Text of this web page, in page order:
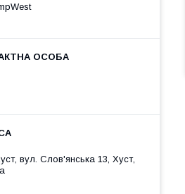
вул. Слов'янська 13, Хуст,